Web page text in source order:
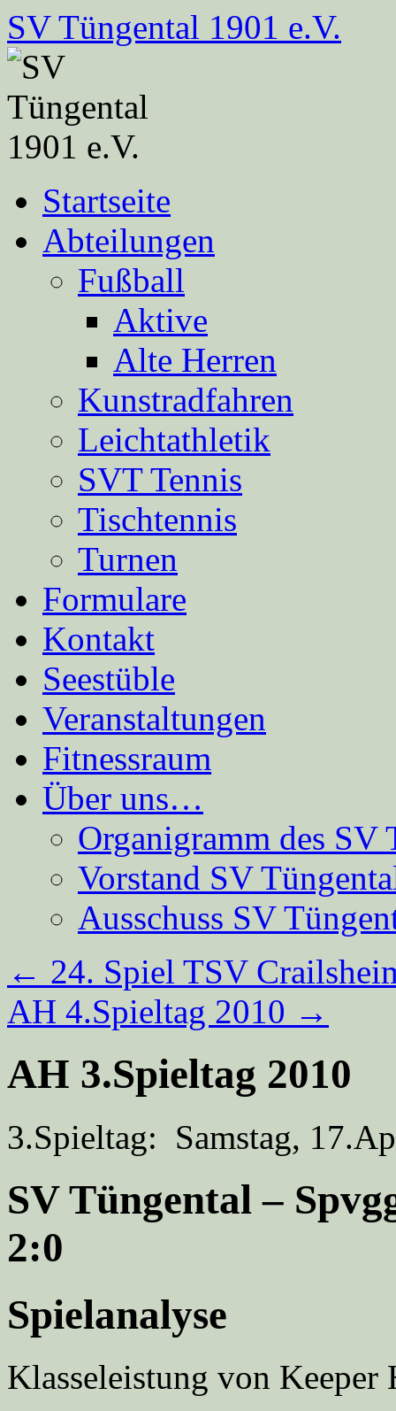
Zum
Inhalt
springen
SV Tüngental 1901 e.V.
Startseite
Abteilungen
Fußball
Aktive
Alte Herren
Kunstradfahren
Leichtathletik
SVT Tennis
Tischtennis
Turnen
Formulare
Kontakt
Seestüble
Veranstaltungen
Fitnessraum
Über uns…
Organigramm des SV
Vorstand SV
Ausschuss SV
← 24. Spiel TSV
AH 4.Spieltag 2010 →
AH 3.Spieltag 2010
3.Spieltag: Samstag,
SV Tüngental –
2:0
Spielanalyse
Klasseleistung von